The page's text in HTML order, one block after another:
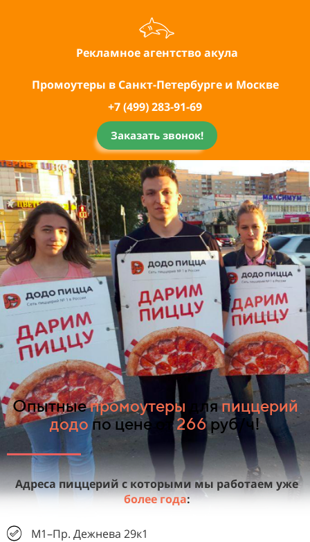
Pекламное агентство акула
Промоутеры в Санкт-Петербурге и Москве
+7 (499) 283-91-69
Заказать звонок!
Опытныепромоутеры дляпиццерий
додо по цене от 266руб/ч!
Адреса пиццерий с которыми мы работаем уже
более года:
М1–Пр. Дежнева 29к1